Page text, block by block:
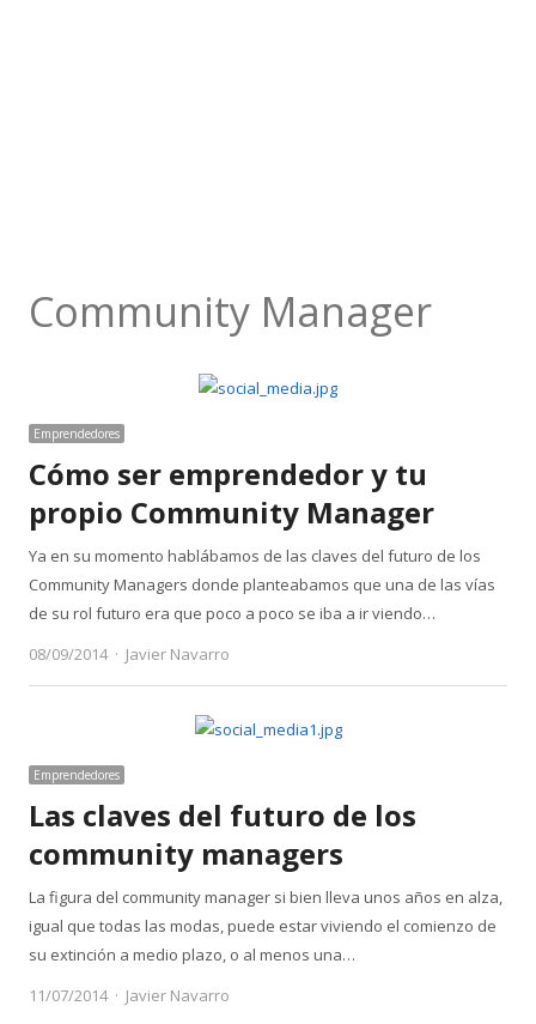
Community Manager
Emprendedores
Cómo ser emprendedor y tu
propio Community Manager
Ya en su momento hablábamos de las claves del futuro de los
Community Managers donde planteabamos que una de las vías
de su rol futuro era que poco a poco se iba a ir viendo…
08/09/2014
Author
Javier Navarro
Emprendedores
Las claves del futuro de los
community managers
La figura del community manager si bien lleva unos años en alza,
igual que todas las modas, puede estar viviendo el comienzo de
su extinción a medio plazo, o al menos una…
11/07/2014
Author
Javier Navarro